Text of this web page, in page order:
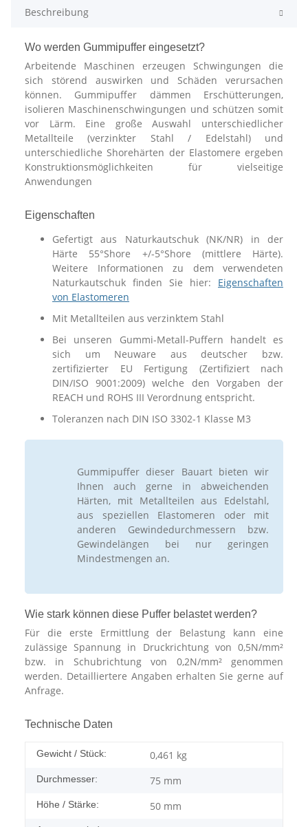
Beschreibung
Wo werden Gummipuffer eingesetzt?
Arbeitende Maschinen erzeugen Schwingungen die
sich störend auswirken und Schäden verursachen
können. Gummipuffer dämmen Erschütterungen,
isolieren Maschinenschwingungen und schützen somit
vor Lärm. Eine große Auswahl unterschiedlicher
Metallteile (verzinkter Stahl / Edelstahl) und
unterschiedliche Shorehärten der Elastomere ergeben
Konstruktionsmöglichkeiten für vielseitige
Anwendungen
Eigenschaften
Gefertigt aus Naturkautschuk (NK/NR) in der
Härte 55°Shore +/-5°Shore (mittlere Härte).
Weitere Informationen zu dem verwendeten
Naturkautschuk finden Sie hier: Eigenschaften
von Elastomeren
Mit Metallteilen aus verzinktem Stahl
Bei unseren Gummi-Metall-Puffern handelt es
sich um Neuware aus deutscher bzw.
zertifizierter EU Fertigung (Zertifiziert nach
DIN/ISO 9001:2009) welche den Vorgaben der
REACH und ROHS III Verordnung entspricht.
Toleranzen nach DIN ISO 3302-1 Klasse M3
Gummipuffer dieser Bauart bieten wir
Ihnen auch gerne in abweichenden
Härten, mit Metallteilen aus Edelstahl,
aus speziellen Elastomeren oder mit
anderen Gewindedurchmessern bzw.
Gewindelängen bei nur geringen
Mindestmengen an.
Wie stark können diese Puffer belastet werden?
Für die erste Ermittlung der Belastung kann eine
zulässige Spannung in Druckrichtung von 0,5N/mm²
bzw. in Schubrichtung von 0,2N/mm² genommen
werden. Detailliertere Angaben erhalten Sie gerne auf
Anfrage.
Technische Daten
Gewicht / Stück: 0,461 kg
Durchmesser: 75 mm
Höhe / Stärke: 50 mm